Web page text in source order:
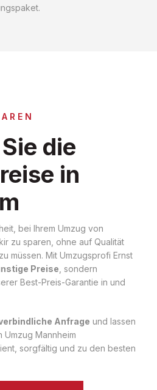
die
in
bei Ihrem Umzug von
zu sparen, ohne auf Qualität
müssen. Mit Umzugsprofi Ernst
Preise , sondern
Best-Preis-Garantie in und
Anfrage und lassen
Umzug Mannheim
sorgfältig und zu den besten